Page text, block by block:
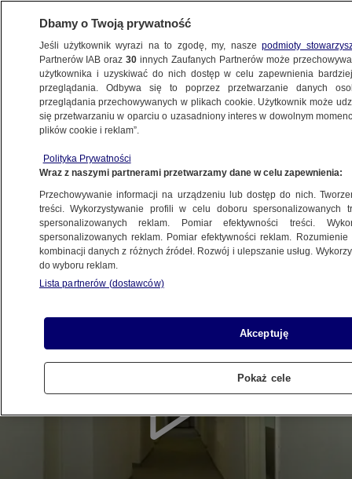
FAKTY+
się z czasem
Paweł Szot
20.10.2025, 21:12
Posłuchaj artykułu
Czyta lektor AI
Dbamy o Twoją prywatność
Jeśli użytkownik wyrazi na to zgodę, my, naszepodmioty
Partnerów IAB oraz30 innych Zaufanych Partnerów może
użytkownika i uzyskiwać do nich dostęp w celu zapewnienia
przeglądania. Odbywa się to poprzez przetwarzanie danych
przeglądania przechowywanych w plikach cookie. Użytkownik może
się przetwarzaniu w oparciu o uzasadniony interes w dowolnym
plików cookie i reklam”.
Polityka Prywatności
Wraz z naszymi partnerami przetwarzamy dane w celu zapewnienia:
Przechowywanie informacji na urządzeniu lub dostęp do nich.
treści. Wykorzystywanie profili w celu doboru spersonalizowanych
spersonalizowanych reklam. Pomiar efektywności treści.
spersonalizowanych reklam. Pomiar efektywności reklam.
kombinacji danych z różnych źródeł. Rozwój i ulepszanie usług.
do wyboru reklam.
Lista partnerów (dostawców)
Akceptuję
Pokaż cele